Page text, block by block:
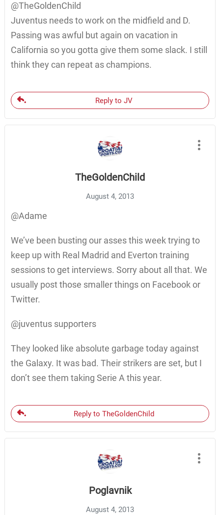
@TheGoldenChild
Juventus needs to work on the midfield and D.
Passing was awful but again on vacation in
California so you gotta give them some slack. I still
think they can repeat as champions.
Reply to JV
TheGoldenChild
August 4, 2013
@Adame
We’ve been busting our asses this week trying to
keep up with Real Madrid and Everton training
sessions to get interviews. Sorry about all that. We
usually post those smaller things on Facebook or
Twitter.
@juventus supporters
They looked like absolute garbage today against
the Galaxy. It was bad. Their strikers are set, but I
don’t see them taking Serie A this year.
Reply to TheGoldenChild
Poglavnik
August 4, 2013